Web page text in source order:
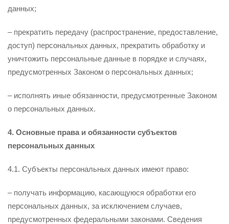
данных;
– прекратить передачу (распространение, предоставление,
доступ) персональных данных, прекратить обработку и
уничтожить персональные данные в порядке и случаях,
предусмотренных Законом о персональных данных;
– исполнять иные обязанности, предусмотренные Законом
о персональных данных.
4. Основные права и обязанности субъектов
персональных данных
4.1. Субъекты персональных данных имеют право:
– получать информацию, касающуюся обработки его
персональных данных, за исключением случаев,
предусмотренных федеральными законами. Сведения